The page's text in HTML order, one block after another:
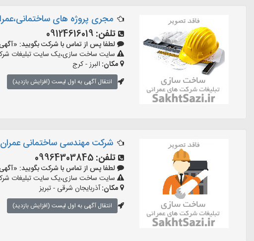
مجری پروژه های
تلفن: 09124616019
لطفا پس از تماس با شرکت بگویید: «آگهی شما
سایت ساخت سازی،یک سایت تبلیغات
مکان: البرز - کرج
انتقال آگهی به اول لیست (افزایش بازدید)
شرکت مهندسی ساختمانی
تلفن: 09964303845
لطفا پس از تماس با شرکت بگویید: «آگهی شما
سایت ساخت سازی،یک سایت تبلیغات
مکان:آذربایجان شرقی - تبریز
انتقال آگهی به اول لیست (افزایش بازدید)